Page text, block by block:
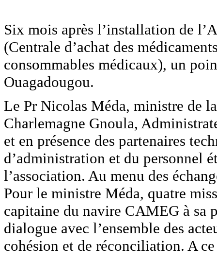
Six mois après l’installation de
(Centrale d’achat des
consommables médicaux), un
Ouagadougou.
Le Pr Nicolas Méda, ministre de
Charlemagne Gnoula,
et en présence des partenaires
d’administration et du personnel
l’association. Au menu des
Pour le ministre Méda, quatre
capitaine du navire CAMEG à sa
dialogue avec l’ensemble des
cohésion et de réconciliation. A